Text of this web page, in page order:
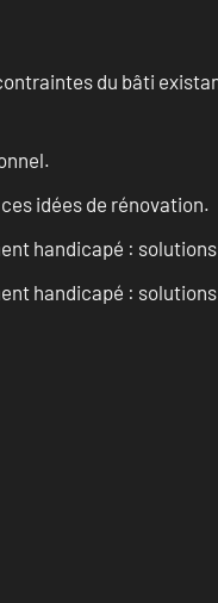
du bâti
idées de rénovation.
handicapé :
handicapé :